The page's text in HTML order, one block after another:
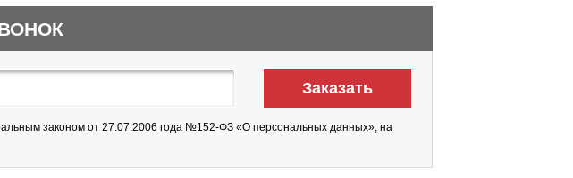
законом от 27.07.2006 года №152-ФЗ «О персональных данных», на